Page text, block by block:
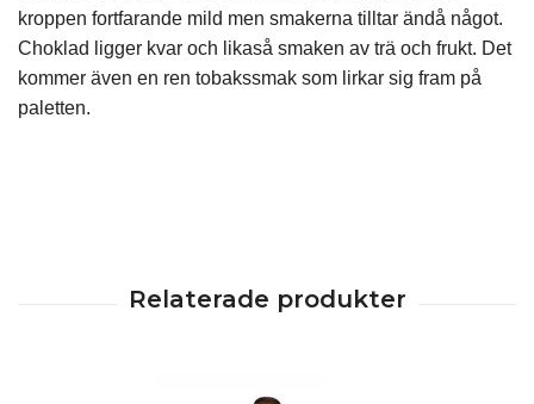
kroppen fortfarande mild men smakerna tilltar ändå något.
Choklad ligger kvar och likaså smaken av trä och frukt. Det
kommer även en ren tobakssmak som lirkar sig fram på
paletten.